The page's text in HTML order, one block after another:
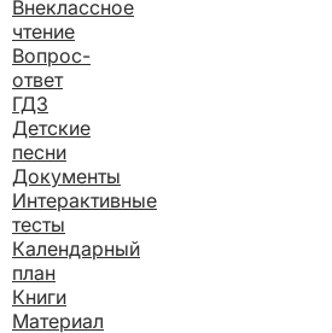
Внеклассное
чтение
Вопрос-
ответ
ГДЗ
Детские
песни
Документы
Интерактивные
тесты
Календарный
план
Книги
Материал